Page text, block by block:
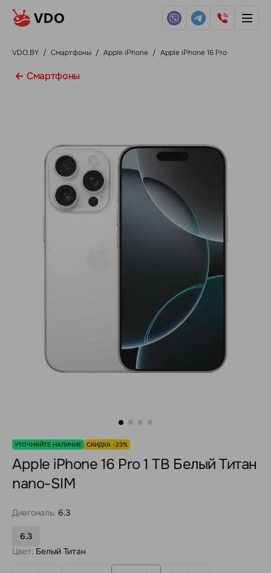
VDO.BY / Смартфоны / Apple iPhone / Apple iPhone 16 Pro
Смартфоны
УТОЧНЯЙТЕ НАЛИЧИЕ СКИДКА -23%
Apple iPhone 16 Pro 1 TB Белый Титан
nano-SIM
Диагональ: 6.3
6.3
Цвет: Белый Титан